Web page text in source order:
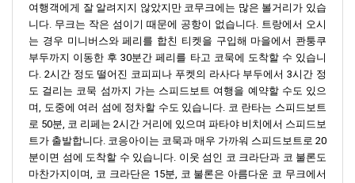
여행객에게 잘 알려지지 않았지만 코무크에는 많은 볼거리가 있습
니다. 무크는 작은 섬이기 때문에 공항이 없습니다. 트랑에서 오시
는 경우 미니버스와 페리를 합친 티켓을 구입해 마을에서 콴퉁쿠
부두까지 이동한 후 30분간 페리를 타고 코묵에 도착할 수 있습니
다. 2시간 정도 떨어진 코피피나 푸켓의 라사다 부두에서 3시간 정
도 걸리는 코묵 섬까지 가는 스피드보트 여행을 예약할 수도 있으
며, 도중에 여러 섬에 정차할 수도 있습니다. 코 란타는 스피드보트
로 50분, 코 리페는 2시간 거리에 있으며 파타야 비치에서 스피드보
트가 출발합니다. 코응아이는 코묵과 매우 가까워 스피드보트로 20
분이면 섬에 도착할 수 있습니다. 이웃 섬인 코 크라단과 코 불론도
마찬가지이며, 코 크라단은 15분, 코 불론은 아름다운 코 무크에서